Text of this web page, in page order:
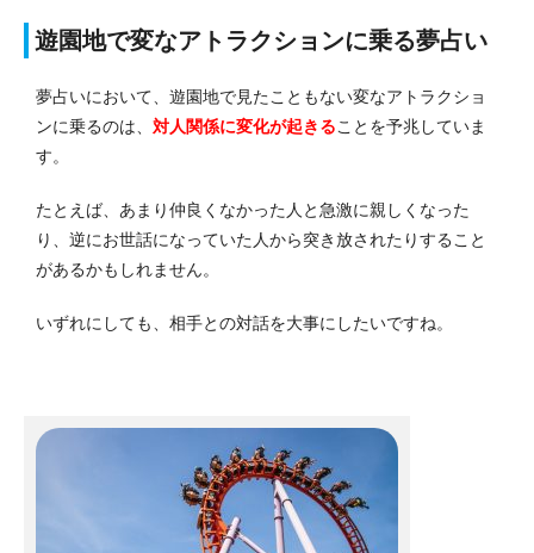
遊園地で変なアトラクションに乗る夢占い
夢占いにおいて、遊園地で見たこともない変なアトラクショ
ンに乗るのは、 対人関係に変化が起きることを予兆していま
す。
たとえば、あまり仲良くなかった人と急激に親しくなった
り、逆にお世話になっていた人から突き放されたりすること
があるかもしれません。
いずれにしても、相手との対話を大事にしたいですね。